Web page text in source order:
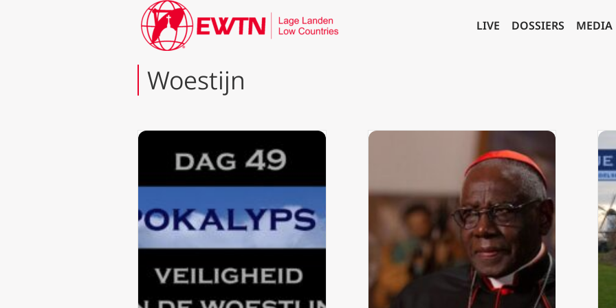
LIVE DOSSIERS MEDIA
Woestijn